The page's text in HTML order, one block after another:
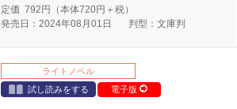
定価 792 円（本体720円＋税）
発売日：2024年08月01日
判型：文庫判
ライトノベル
試し読みをする
電子版